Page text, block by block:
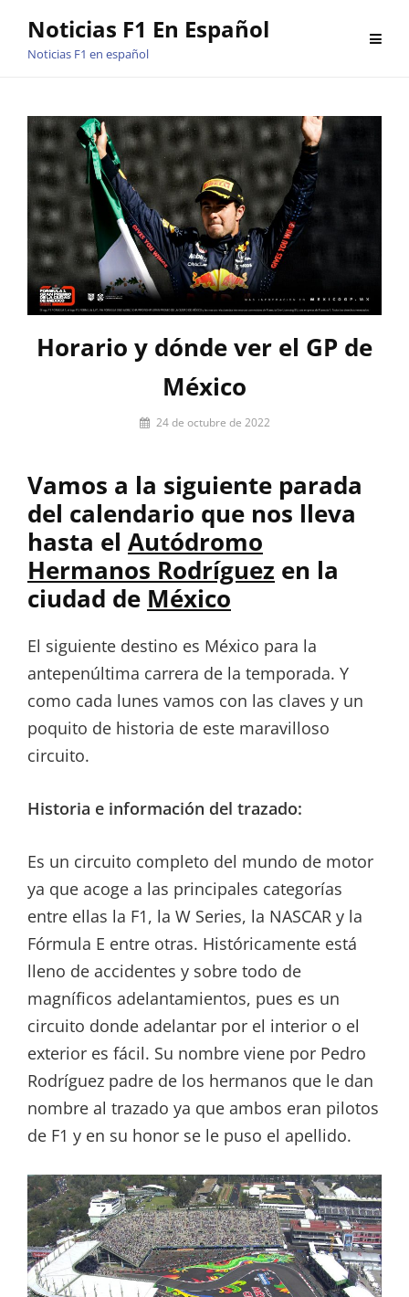
Noticias F1 En Español
Noticias F1 en español
Horario y dónde ver el GP de
México
Por
Paquet
24 de octubre de 2022
Vamos a la siguiente parada
del calendario que nos lleva
hasta el Autódromo
Hermanos Rodríguez en la
ciudad de México
El siguiente destino es México para la
antepenúltima carrera de la temporada. Y
como cada lunes vamos con las claves y un
poquito de historia de este maravilloso
circuito.
Historia e información del trazado:
Es un circuito completo del mundo de motor
ya que acoge a las principales categorías
entre ellas la F1, la W Series, la NASCAR y la
Fórmula E entre otras. Históricamente está
lleno de accidentes y sobre todo de
magníficos adelantamientos, pues es un
circuito donde adelantar por el interior o el
exterior es fácil. Su nombre viene por Pedro
Rodríguez padre de los hermanos que le dan
nombre al trazado ya que ambos eran pilotos
de F1 y en su honor se le puso el apellido.